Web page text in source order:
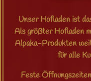
Unser Hofladen ist
Als größter Hofladen
Alpaka-Produkten
für alle
Feste